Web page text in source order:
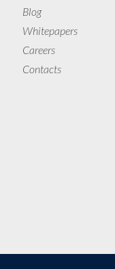
Blog
Whitepapers
Careers
Contacts